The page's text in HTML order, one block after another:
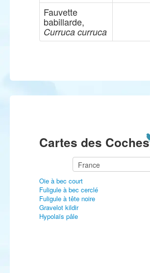
Fauvette
babillarde,
Curruca curruca
Cartes des Coches
Oie à bec court
Fuligule à bec cerclé
Fuligule à tête noire
Gravelot kildir
Hypolaïs pâle